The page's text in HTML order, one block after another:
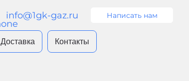
info@1gk-gaz.ru Написать нам
Доставка Контакты